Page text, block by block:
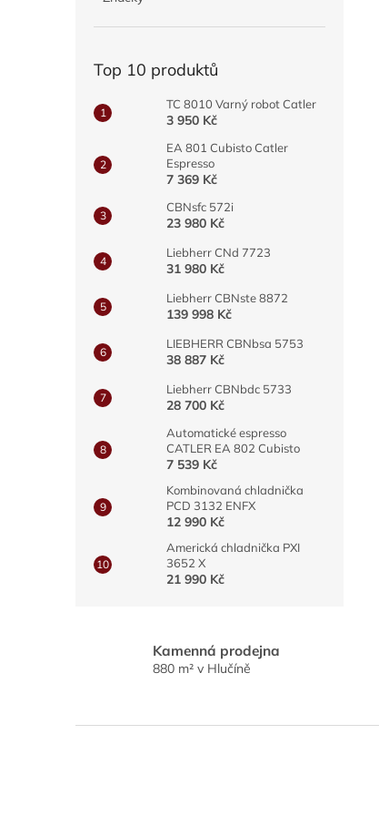
Top 10 produktů
TC 8010 Varný robot Catler
3 950 Kč
EA 801 Cubisto Catler
Espresso
7 369 Kč
CBNsfc 572i
23 980 Kč
Liebherr CNd 7723
31 980 Kč
Liebherr CBNste 8872
139 998 Kč
LIEBHERR CBNbsa 5753
38 887 Kč
Liebherr CBNbdc 5733
28 700 Kč
Automatické espresso
CATLER EA 802 Cubisto
7 539 Kč
Kombinovaná chladnička
PCD 3132 ENFX
12 990 Kč
Americká chladnička PXI
3652 X
21 990 Kč
Kamenná prodejna
880 m² v Hlučíně